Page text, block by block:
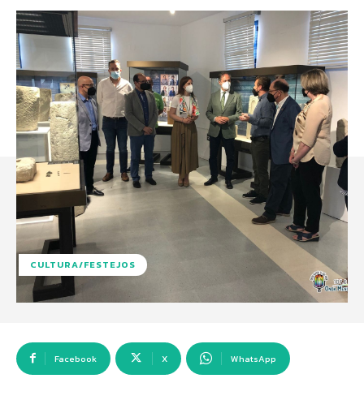
CULTURA/FESTEJOS
Facebook X WhatsApp